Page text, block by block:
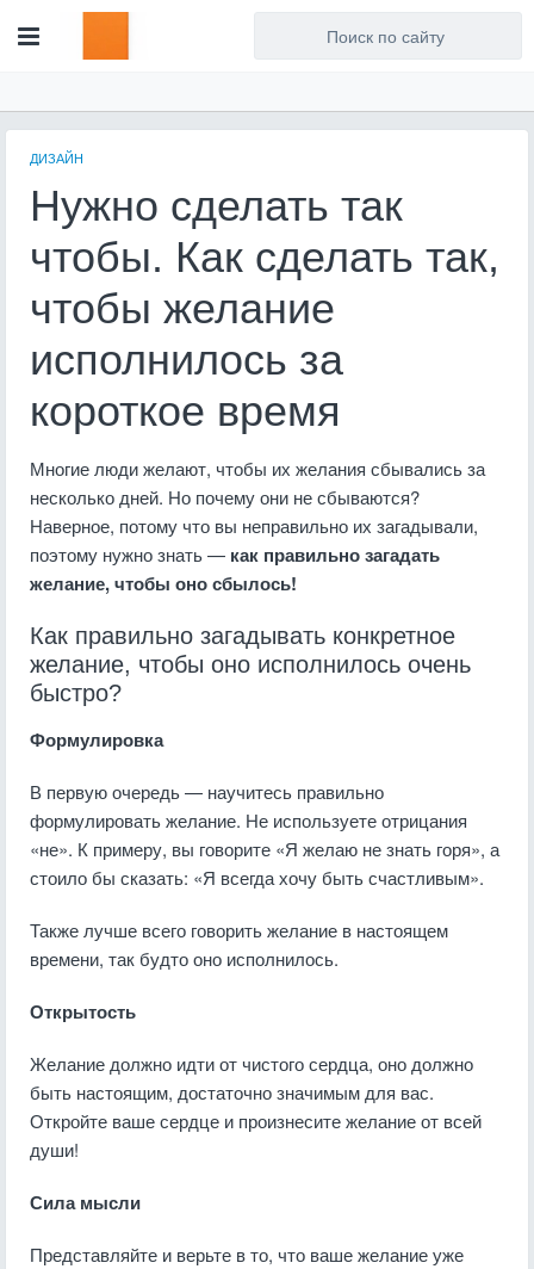
ДИЗАЙН
Нужно сделать так
чтобы. Как сделать так,
чтобы желание
исполнилось за
короткое время
Многие люди желают, чтобы их желания сбывались за
несколько дней. Но почему они не сбываются?
Наверное, потому что вы неправильно их загадывали,
поэтому нужно знать — как правильно загадать
желание, чтобы оно сбылось!
Как правильно загадывать конкретное
желание, чтобы оно исполнилось очень
быстро?
Формулировка
В первую очередь — научитесь правильно
формулировать желание. Не используете отрицания
«не». К примеру, вы говорите «Я желаю не знать горя», а
стоило бы сказать: «Я всегда хочу быть счастливым».
Также лучше всего говорить желание в настоящем
времени, так будто оно исполнилось.
Открытость
Желание должно идти от чистого сердца, оно должно
быть настоящим, достаточно значимым для вас.
Откройте ваше сердце и произнесите желание от всей
души!
Сила мысли
Представляйте и верьте в то, что ваше желание уже
Для любых предложений по
сайту: artist71@cp9.ru